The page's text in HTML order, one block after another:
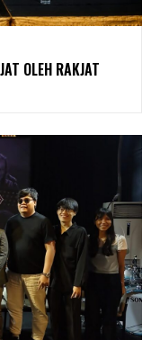
OLEH RAKJAT